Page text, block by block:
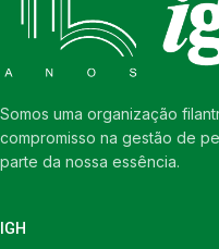
Somos uma organização
compromisso na gestão de
parte da nossa essência.
IGH